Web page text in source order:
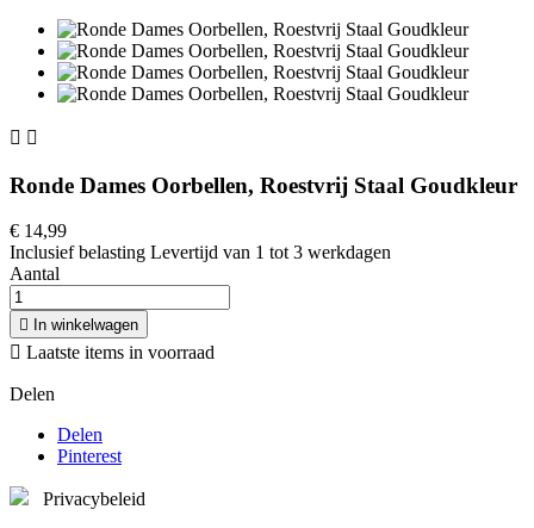
 
Ronde Dames Oorbellen, Roestvrij Staal Goudkleur
€ 14,99
Inclusief belasting Levertijd van 1 tot 3 werkdagen
Aantal
 In winkelwagen
 Laatste items in voorraad
Delen
Delen
Pinterest
Privacybeleid